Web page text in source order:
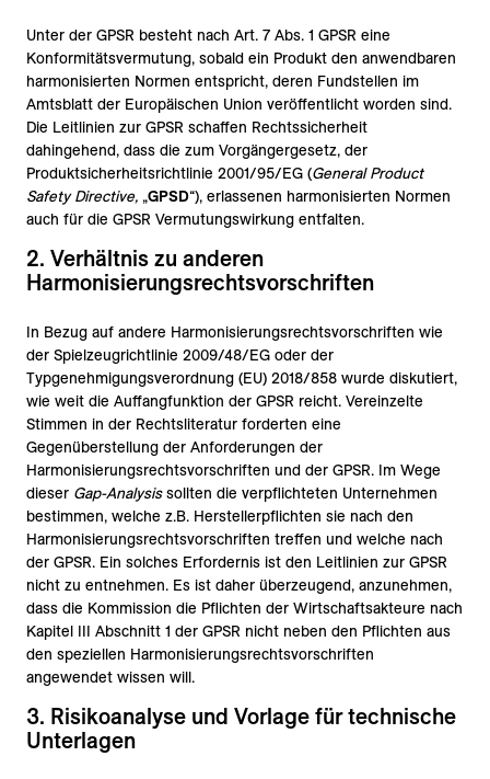
Unter der GPSR besteht nach Art. 7 Abs. 1 GPSR eine
Konformitätsvermutung, sobald ein Produkt den anwendbaren
harmonisierten Normen entspricht, deren Fundstellen im
Amtsblatt der Europäischen Union veröffentlicht worden sind.
Die Leitlinien zur GPSR schaffen Rechtssicherheit
dahingehend, dass die zum Vorgängergesetz, der
Produktsicherheitsrichtlinie 2001/‌95/‌EG (General Product
Safety Directive, „GPSD“), erlassenen harmonisierten Normen
auch für die GPSR Vermutungswirkung entfalten.
2. Verhältnis zu anderen
Harmonisierungsrechtsvorschriften
In Bezug auf andere Harmonisierungsrechtsvorschriften wie
der Spielzeugrichtlinie 2009/‌48/‌EG oder der
Typgenehmigungsverordnung (EU) 2018/‌858 wurde diskutiert,
wie weit die Auffangfunktion der GPSR reicht. Vereinzelte
Stimmen in der Rechtsliteratur forderten eine
Gegenüberstellung der Anforderungen der
Harmonisierungsrechtsvorschriften und der GPSR. Im Wege
dieser Gap-Analysissollten die verpflichteten Unternehmen
bestimmen, welche z.B. Herstellerpflichten sie nach den
Harmonisierungsrechtsvorschriften treffen und welche nach
der GPSR. Ein solches Erfordernis ist den Leitlinien zur GPSR
nicht zu entnehmen. Es ist daher überzeugend, anzunehmen,
dass die Kommission die Pflichten der Wirtschaftsakteure nach
Kapitel III Abschnitt 1 der GPSR nicht neben den Pflichten aus
den speziellen Harmonisierungsrechtsvorschriften
angewendet wissen will.
3. Risikoanalyse und Vorlage für technische
Unterlagen